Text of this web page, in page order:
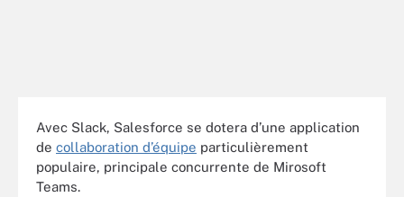
Avec Slack, Salesforce se dotera d’une application
de collaboration d’équipe particulièrement
populaire, principale concurrente de Mirosoft
Teams.